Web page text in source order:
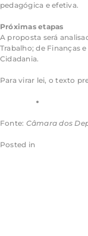
pedagógica e efetiva.
Próximas etapas
A proposta será
Trabalho; de Finanças
Cidadania.
Para virar lei, o texto
Fonte: Câmara dos
Posted in Câmara dos